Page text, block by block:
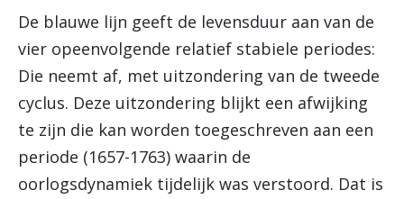
De blauwe lijn geeft de levensduur aan van de
vier opeenvolgende relatief stabiele periodes:
Die neemt af, met uitzondering van de tweede
cyclus. Deze uitzondering blijkt een afwijking
te zijn die kan worden toegeschreven aan een
periode (1657-1763) waarin de
oorlogsdynamiek tijdelijk was verstoord. Dat is